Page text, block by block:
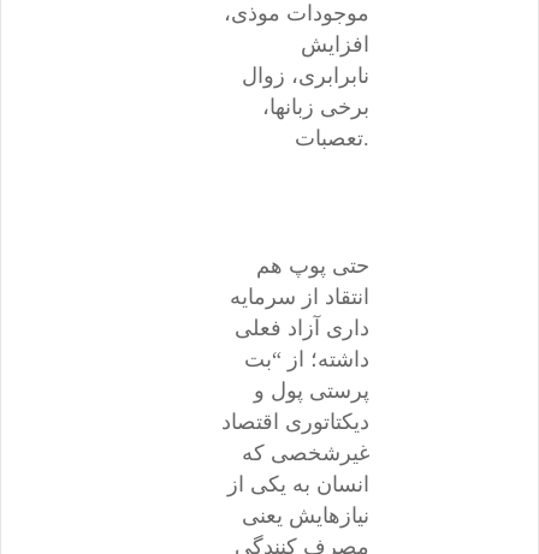
موجودات موذی،
افزایش
نابرابری، زوال
برخی زبانها،
تعصبات.
حتی پوپ هم
انتقاد از سرمایه
داری آزاد فعلی
داشته؛ از “بت
پرستی پول و
دیکتاتوری اقتصاد
غیرشخصی که
انسان به یکی از
نیازهایش یعنی
مصرف کنندگی